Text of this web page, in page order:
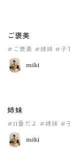
ご褒美
#ご褒美 #姉妹 #子
miki
姉妹
#11番だよ #姉妹 #
miki